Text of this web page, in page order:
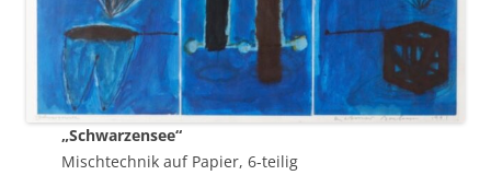
„Schwarzensee“
Mischtechnik auf Papier, 6-teilig